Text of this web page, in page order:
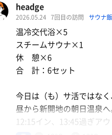
焼きナス
大瓶！ コチラが当たりだ
😁
グリーンダカラ
headge
2026.05.24 7回目の訪問 サウナ飯
温冷交代浴×5
スチームサウナ×1
休 憩×6
合 計：6セット
今日は（も）サ活ではな
昼から新開地の朝日温泉へ
12:15イン、13:45過ぎアウ